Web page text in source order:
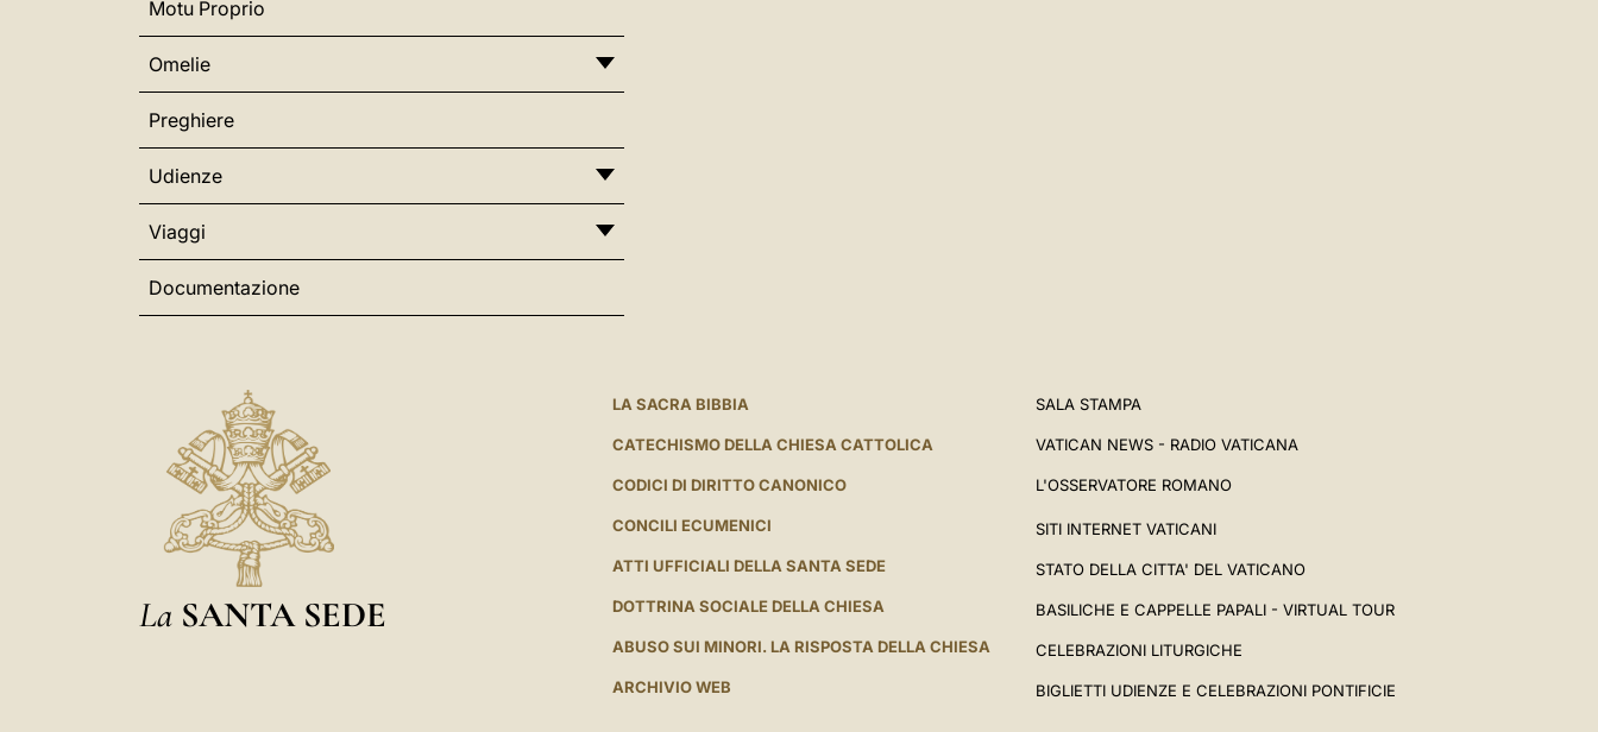
Motu Proprio
Omelie
Preghiere
Udienze
Viaggi
Documentazione
La SANTA SEDE
LA SACRA BIBBIA
CATECHISMO DELLA CHIESA CATTOLICA
CODICI DI DIRITTO CANONICO
CONCILI ECUMENICI
ATTI UFFICIALI DELLA SANTA SEDE
DOTTRINA SOCIALE DELLA CHIESA
ABUSO SUI MINORI. LA RISPOSTA DELLA CHIESA
ARCHIVIO WEB
SALA STAMPA
VATICAN NEWS - RADIO VATICANA
L'OSSERVATORE ROMANO
SITI INTERNET VATICANI
STATO DELLA CITTA' DEL VATICANO
BASILICHE E CAPPELLE PAPALI - VIRTUAL TOUR
CELEBRAZIONI LITURGICHE
BIGLIETTI UDIENZE E CELEBRAZIONI PONTIFICIE